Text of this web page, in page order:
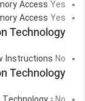
Access Yes
Access Yes
Technology
Instructions No
Technology